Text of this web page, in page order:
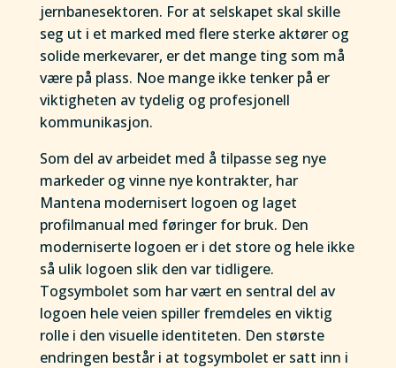
jernbanesektoren. For at selskapet skal skille
seg ut i et marked med flere sterke aktører og
solide merkevarer, er det mange ting som må
være på plass. Noe mange ikke tenker på er
viktigheten av tydelig og profesjonell
kommunikasjon.
Som del av arbeidet med å tilpasse seg nye
markeder og vinne nye kontrakter, har
Mantena modernisert logoen og laget
profilmanual med føringer for bruk. Den
moderniserte logoen er i det store og hele ikke
så ulik logoen slik den var tidligere.
Togsymbolet som har vært en sentral del av
logoen hele veien spiller fremdeles en viktig
rolle i den visuelle identiteten. Den største
endringen består i at togsymbolet er satt inn i